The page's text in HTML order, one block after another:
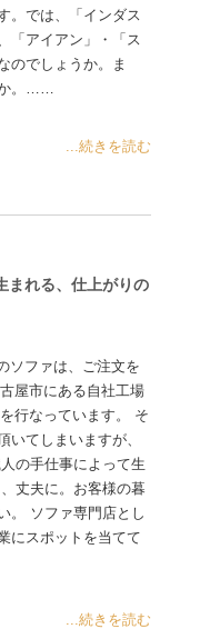
。では、「インダス
「アイアン」・「ス
のでしょうか。ま
か。……
...続きを読む
まれる、仕上がりの
ソファは、ご注文を
屋市にある自社工場
行なっています。 そ
いてしまいますが、
の手仕事によって生
丈夫に。お客様の暮
。 ソファ専門店とし
にスポットを当てて
...続きを読む